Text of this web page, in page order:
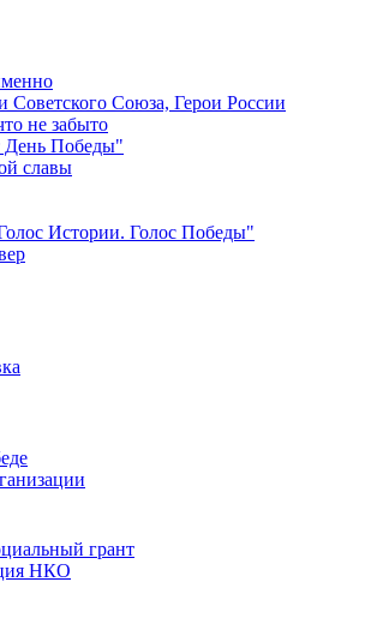
Союза, Герои России
не забыто
День Победы"
славы
Истории. Голос Победы"
грант
НКО